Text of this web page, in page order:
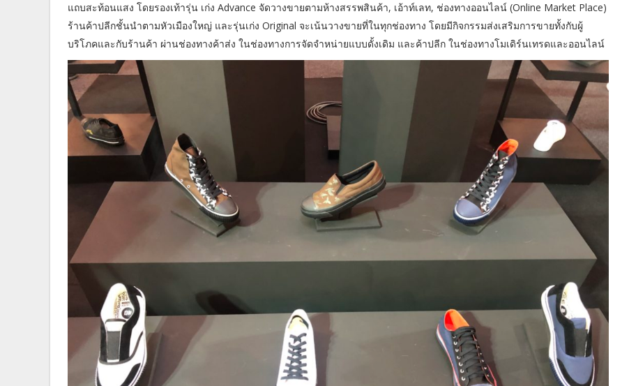
แถบสะท้อนแสง โดยรองเท้ารุ่น เก่ง Advance จัดวางขายตามห้างสรรพสินค้า, เอ้าท์เลท, ช่องทางออนไลน์ (Online Market Place)
ร้านค้าปลีกชั้นนำตามหัวเมืองใหญ่ และรุ่นเก่ง Original จะเน้นวางขายที่ในทุกช่องทาง โดยมีกิจกรรมส่งเสริมการขายทั้งกับผู้
บริโภคและกับร้านค้า ผ่านช่องทางค้าส่ง ในช่องทางการจัดจำหน่ายแบบดั้งเดิม และค้าปลีก ในช่องทางโมเดิร์นเทรดและออนไลน์